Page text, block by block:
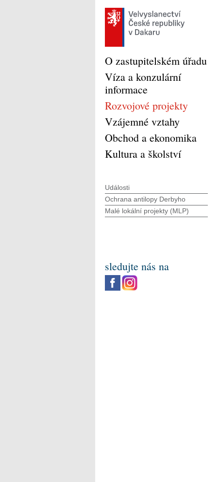
O zastupitelském úřadu
Víza a konzulární
informace
Rozvojové projekty
Vzájemné vztahy
Obchod a ekonomika
Kultura a školství
Události
Ochrana antilopy Derbyho
Malé lokální projekty (MLP)
sledujte nás na